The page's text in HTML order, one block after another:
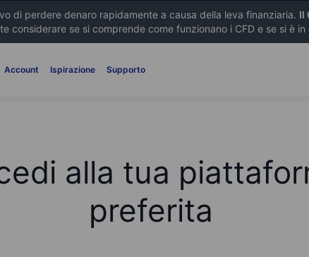
di perdere denaro rapidamente a causa della leva finanziaria. Il
considerare se si comprende come funzionano i CFD e se si è
Account Ispirazione Supporto
alla tua
preferita